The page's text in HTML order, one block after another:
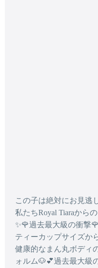
この子は絶対にお見逃
私たちRoyal Tiaraから
✨🌹過去最大級の衝撃
ティーカップサイズか
健康的なまん丸ボディ
ォルム🐶💕過去最大級